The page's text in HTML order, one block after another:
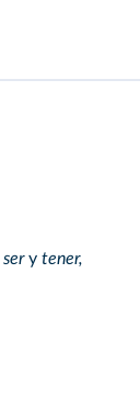
sery tener,